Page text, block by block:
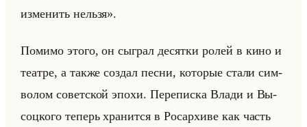
изменить нельзя».
По­ми­мо этого, он сыг­рал де­сят­ки ролей в кино и
те­ат­ре, а также со­здал песни, ко­то­рые стали сим­
во­лом со­вет­ской эпохи. Пе­ре­пис­ка Влади и Вы­
соц­ко­го те­перь хра­нит­ся в Ро­сар­хи­ве как часть